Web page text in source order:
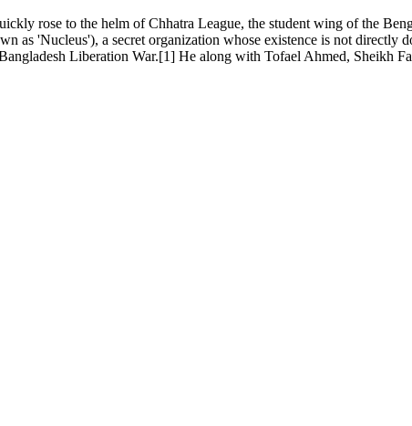
rose to the helm of Chhatra League, the student wing of the
as 'Nucleus'), a secret organization whose existence is not directly
Liberation War.[1] He along with Tofael Ahmed, Sheikh